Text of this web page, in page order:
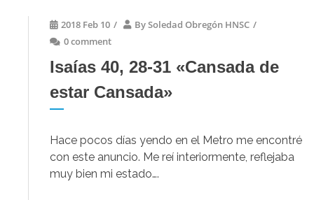
2018 Feb 10 / BySoledad Obregón HNSC /
0 comment
Isaías 40, 28-31 «Cansada de
estar Cansada»
Hace pocos días yendo en el Metro me encontré
con este anuncio. Me reí interiormente, reflejaba
muy bien mi estado….